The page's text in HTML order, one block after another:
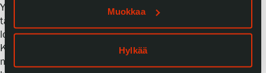
Muokkaa
Hylkää
Yllättäviä käänteitä ja kulissien takaisia yksityiskohtia
täynnä oleva vierailu tempaisee ryhmän 1930‑luvun
lopun herraskaiseen elämään.
Kartanon isäntä, vuorineuvos Gösta Serlachius on jälleen
matkoillaan – ja mikä pahinta, pehtorikaan ei ole mailla